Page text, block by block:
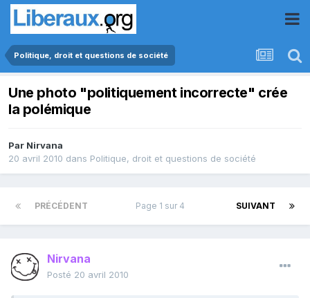
Politique, droit et questions de société
Une photo "politiquement incorrecte" crée
la polémique
Par Nirvana
20 avril 2010 dans Politique, droit et questions de société
PRÉCÉDENT SUIVANT
Page 1 sur 4
Nirvana
Posté 20 avril 2010